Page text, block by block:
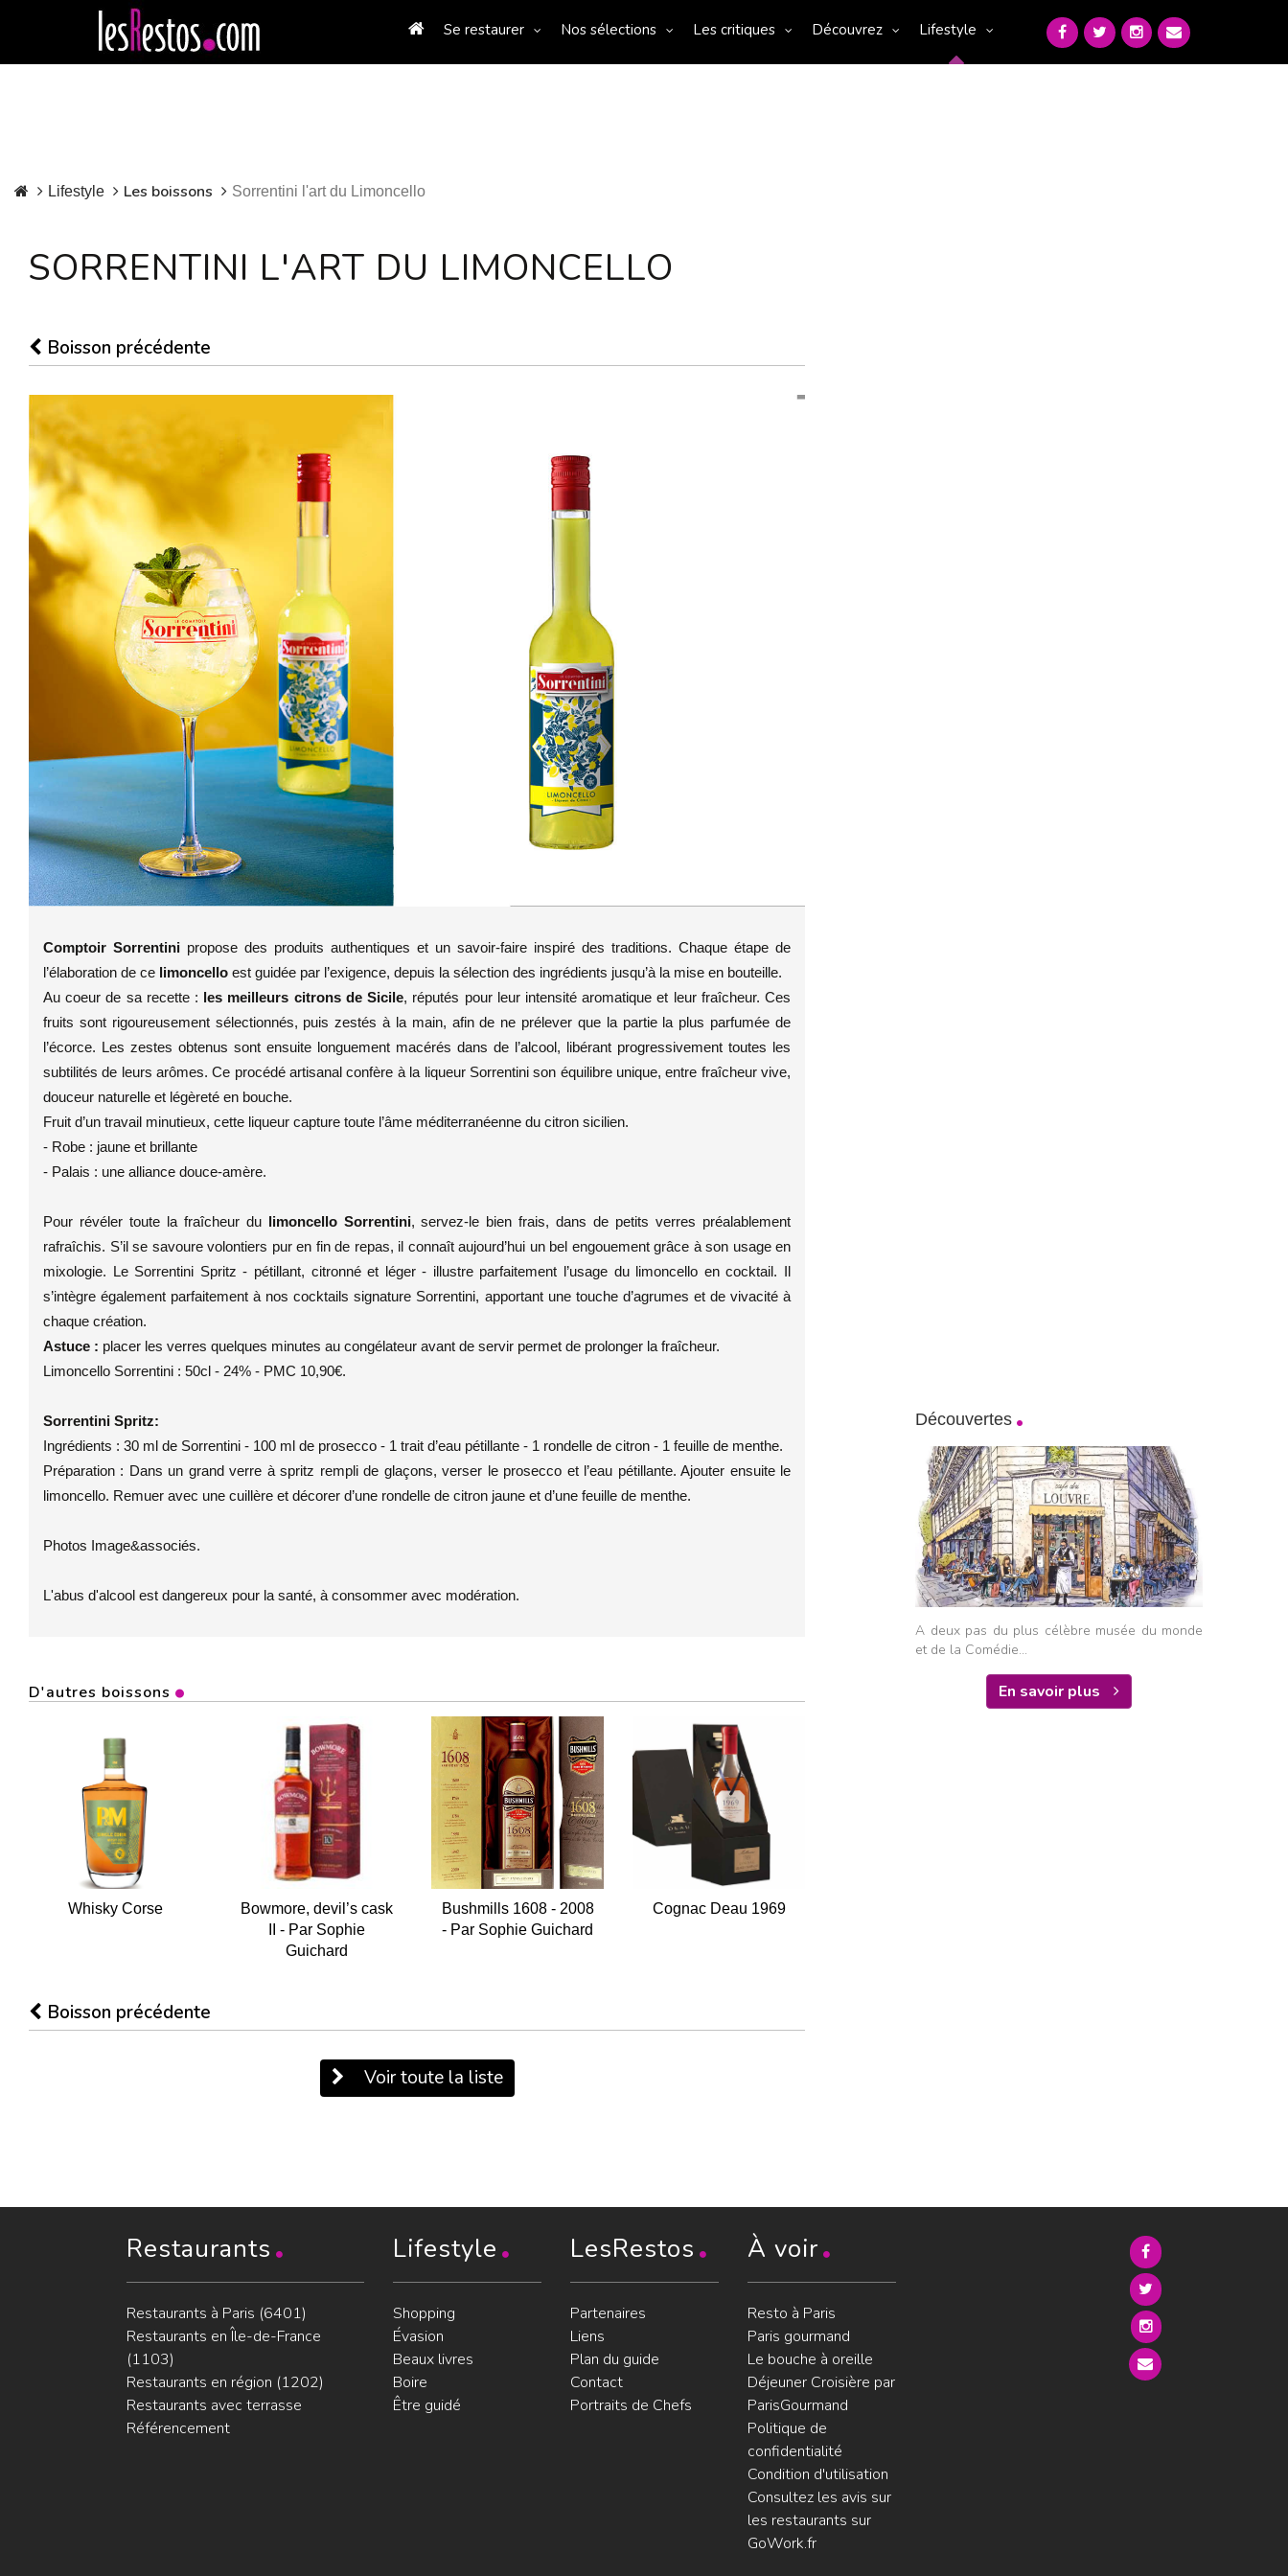
Se restaurer Nos sélections Les critiques Découvrez Lifestyle
Lifestyle Les boissons Sorrentini l'art du Limoncello
SORRENTINI L'ART DU LIMONCELLO
Boisson précédente
Comptoir Sorrentini propose des produits authentiques et un savoir-faire inspiré des traditions. Chaque étape de
l’élaboration de ce limoncello est guidée par l’exigence, depuis la sélection des ingrédients jusqu’à la mise en bouteille.
Au coeur de sa recette : les meilleurs citrons de Sicile, réputés pour leur intensité aromatique et leur fraîcheur. Ces
fruits sont rigoureusement sélectionnés, puis zestés à la main, afin de ne prélever que la partie la plus parfumée de
l’écorce. Les zestes obtenus sont ensuite longuement macérés dans de l’alcool, libérant progressivement toutes les
subtilités de leurs arômes. Ce procédé artisanal confère à la liqueur Sorrentini son équilibre unique, entre fraîcheur vive,
douceur naturelle et légèreté en bouche.
Fruit d’un travail minutieux, cette liqueur capture toute l’âme méditerranéenne du citron sicilien.
- Robe : jaune et brillante
- Palais : une alliance douce-amère.
Pour révéler toute la fraîcheur dulimoncello Sorrentini, servez-le bien frais, dans de petits verres préalablement
rafraîchis. S’il se savoure volontiers pur en fin de repas, il connaît aujourd’hui un bel engouement grâce à son usage en
mixologie. Le Sorrentini Spritz - pétillant, citronné et léger - illustre parfaitement l’usage du limoncello en cocktail. Il
s’intègre également parfaitement à nos cocktails signature Sorrentini, apportant une touche d’agrumes et de vivacité à
chaque création.
Astuce : placer les verres quelques minutes au congélateur avant de servir permet de prolonger la fraîcheur.
Limoncello Sorrentini : 50cl - 24% - PMC 10,90€.
Sorrentini Spritz:
Ingrédients : 30 ml de Sorrentini - 100 ml de prosecco - 1 trait d’eau pétillante - 1 rondelle de citron - 1 feuille de menthe.
Préparation : Dans un grand verre à spritz rempli de glaçons, verser le prosecco et l’eau pétillante. Ajouter ensuite le
limoncello. Remuer avec une cuillère et décorer d’une rondelle de citron jaune et d’une feuille de menthe.
Photos Image&associés.
L'abus d'alcool est dangereux pour la santé, à consommer avec modération.
D'autres boissons
Whisky Corse
Bowmore, devil’s cask
II - Par Sophie
Guichard
Bushmills 1608 - 2008
- Par Sophie Guichard
Cognac Deau 1969
Boisson précédente
Voir toute la liste
Découvertes
A deux pas du plus célèbre musée du monde
et de la Comédie...
En savoir plus
Restaurants
Restaurants à Paris (6401)
Restaurants en Île-de-France
(1103)
Restaurants en région (1202)
Restaurants avec terrasse
Référencement
Lifestyle
Shopping
Évasion
Beaux livres
Boire
Être guidé
LesRestos
Partenaires
Liens
Plan du guide
Contact
Portraits de Chefs
À voir
Resto à Paris
Paris gourmand
Le bouche à oreille
Déjeuner Croisière par
ParisGourmand
Politique de
confidentialité
Condition d'utilisation
Consultez les avis sur
les restaurants sur
GoWork.fr